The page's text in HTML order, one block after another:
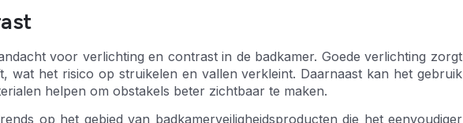
voor verlichting en contrast in de badkamer. Goede verlichting zorgt
wat het risico op struikelen en vallen verkleint. Daarnaast kan het gebruik
helpen om obstakels beter zichtbaar te maken.
op het gebied van badkamerveiligheidsproducten die het eenvoudiger